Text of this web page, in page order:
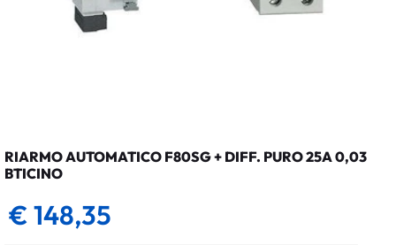
RIARMO AUTOMATICO F80SG + DIFF. PURO 25A 0,03
BTICINO
€ 148,35